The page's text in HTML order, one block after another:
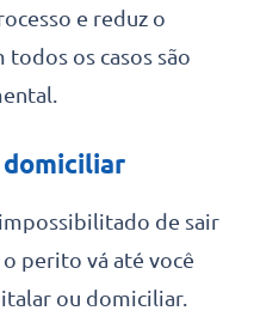
e reduz o
todos os casos são
de sair
perito vá até você
ou domiciliar.